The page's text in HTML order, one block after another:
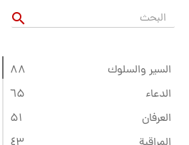
search
السير والسلوك
۸۸
الدعاء
٦۵
العرفان
۵۱